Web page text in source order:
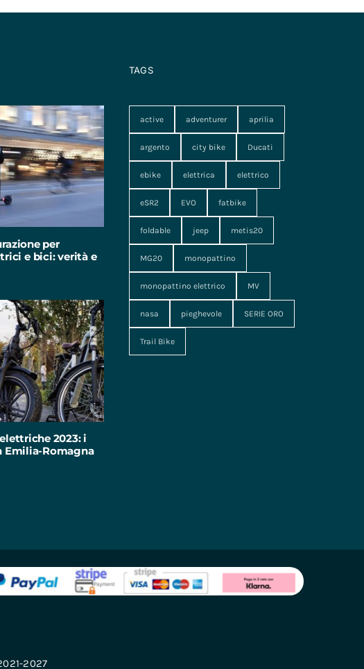
per
e bici: verità e
2023: i
Romagna
TAGS
active adventurer aprilia
argento city bike Ducati
ebike elettrica elettrico
eSR2 EVO fatbike
foldable jeep metis20
MG20 monopattino
monopattino elettrico MV
nasa pieghevole SERIE ORO
Trail Bike
2027